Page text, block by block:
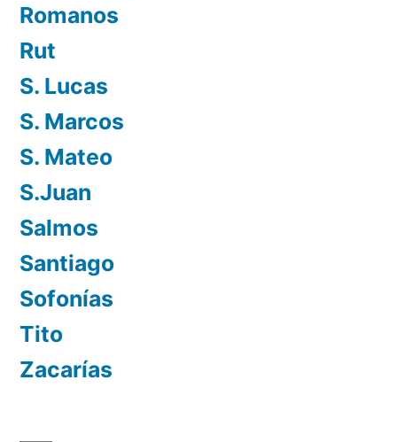
Romanos
Rut
S. Lucas
S. Marcos
S. Mateo
S.Juan
Salmos
Santiago
Sofonías
Tito
Zacarías